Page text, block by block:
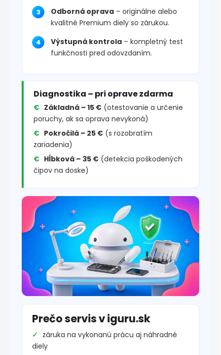
Odborná oprava – originálne alebo
kvalitné Premium diely so zárukou.
Výstupná kontrola – kompletný test
funkčnosti pred odovzdaním.
Diagnostika – pri oprave zdarma
Základná – 15 € (otestovanie a určenie
poruchy, ak sa oprava nevykoná)
Pokročilá – 25 € (s rozobratím
zariadenia)
Hĺbková – 35 € (detekcia poškodených
čipov na doske)
Prečo servis v iguru.sk
záruka na vykonanú prácu aj náhradné
diely